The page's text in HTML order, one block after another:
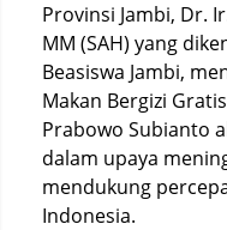
Provinsi Jambi, Dr.
MM (SAH) yang
Beasiswa Jambi,
Makan Bergizi
Prabowo Subianto
dalam upaya
mendukung
Indonesia.